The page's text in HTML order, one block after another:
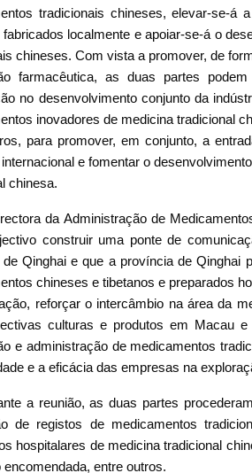
tradicionais chineses, elevar-se-á
localmente e apoiar-se-á o
chineses. Com vista a promover, de
farmacêutica, as duas partes
no desenvolvimento conjunto da
inovadores de medicina tradicional
para promover, em conjunto, a
e fomentar o
chinesa.
da Administração de
construir uma ponte de
Qinghai e que a província de Qinghai
chineses e tibetanos e preparados
reforçar o intercâmbio na área da
culturas e produtos em Macau
e administração de medicamentos
e a eficácia das empresas na
a reunião, as duas partes
de registos de medicamentos
hospitalares de medicina tradicional
encomendada, entre outros.